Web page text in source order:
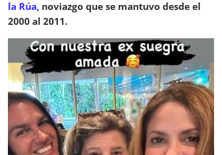
la Rúa, noviazgo que se mantuvo desde el
2000 al 2011.